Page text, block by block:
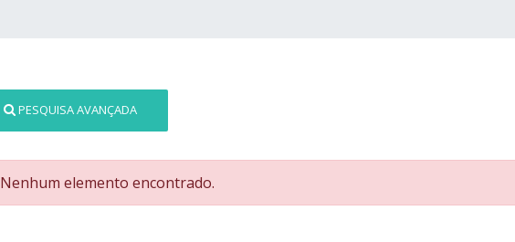
PESQUISA AVANÇADA
Nenhum elemento encontrado.